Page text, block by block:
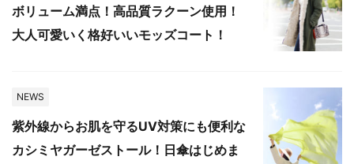
ボリューム満点！高品質ラクーン使用！
大人可愛いく格好いいモッズコート！
NEWS
紫外線からお肌を守るUV対策にも便利な
カシミヤガーゼストール！日傘はじめま